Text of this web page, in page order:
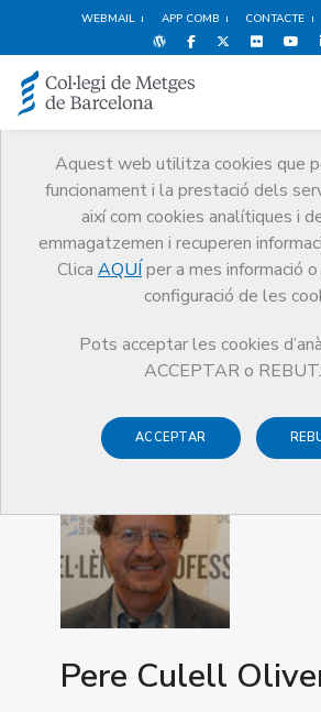
WEBMAIL APP COMB CONTACTE
Aquest web utilitza cookies que
funcionament i la prestació dels
així com cookies analítiques i
emmagatzemen i recuperen
Clica AQUÍ per a mes informació
configuració de les
Pots acceptar les cookies
ACCEPTAR o
ACCEPTAR
Premis
Premis Guardonat Edició 2014
Guardonat Edició
Pere Culell